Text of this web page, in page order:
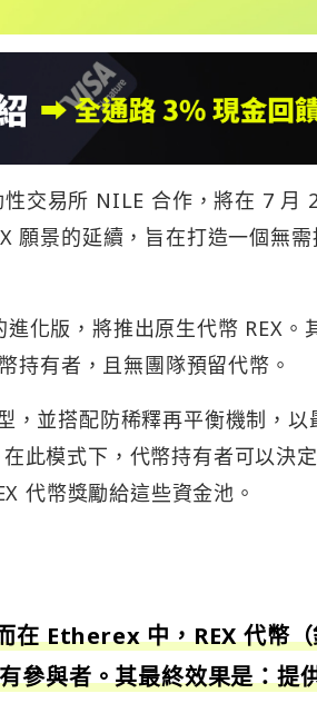
交易所 NILE 合作，將在 7 月
願景的延續，旨在打造一個無需
化版，將推出原生代幣 REX。
持有者，且無團隊預留代幣。
，並搭配防稀釋再平衡機制，以
此模式下，代幣持有者可以決
代幣獎勵給這些資金池。
在 Etherex 中，REX 代幣
參與者。其最終效果是：提